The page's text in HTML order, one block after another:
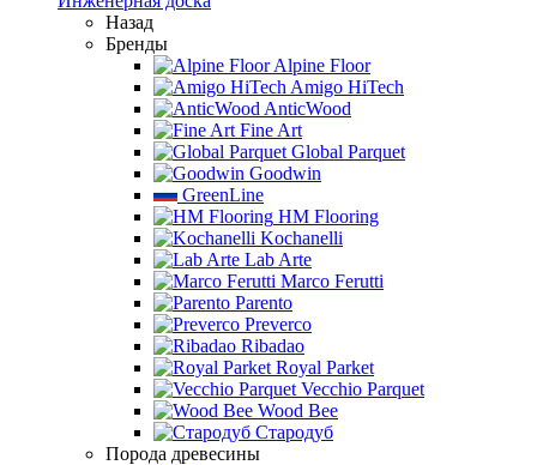
Назад
Бренды
Alpine Floor
Amigo HiTech
AnticWood
Fine Art
Global Parquet
Goodwin
GreenLine
HM Flooring
Kochanelli
Lab Arte
Marco Ferutti
Parento
Preverco
Ribadao
Royal Parket
Vecchio Parquet
Wood Bee
Стародуб
Порода древесины